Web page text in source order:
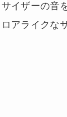
イザーの音
アライクな